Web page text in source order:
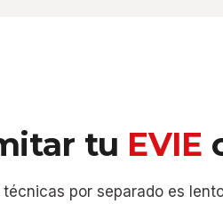
tu EVIE
por separado es